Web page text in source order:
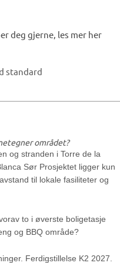
deg gjerne, les mer her
standard
området?
og stranden i Torre de la
Sør Prosjektet ligger kun
til lokale fasiliteter og
to i øverste boligetasje
og BBQ område?
Ferdigstillelse K2 2027.